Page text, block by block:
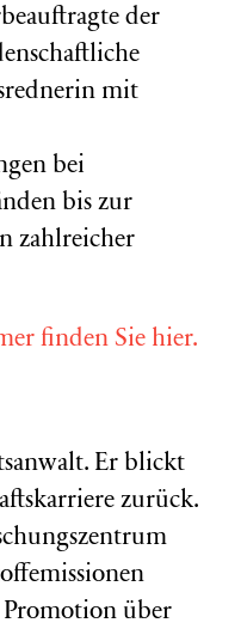
der
mit
bei
bis zur
zahlreicher
finden Sie hier.
Er blickt
zurück.
Promotion über